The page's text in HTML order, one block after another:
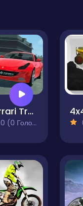
Ferrari Track Driving
0 (0 Голосів)